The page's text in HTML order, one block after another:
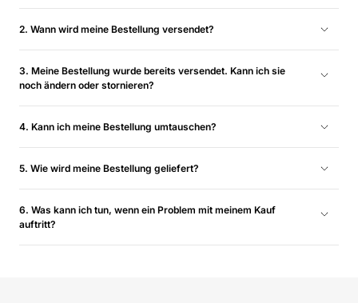
2. Wann wird meine Bestellung versendet?
versendet und innerhalb von 1–5 Werktagen geliefert.
Weitere Informationen finden Sie in unseren Versand- und
3. Meine Bestellung wurde bereits versendet. Kann ich sie
noch ändern oder stornieren?
sobald sie versendet wurde.
4. Kann ich meine Bestellung umtauschen?
empfehlen wir Ihnen, den ursprünglichen Artikel
aufgeben. Weitere Informationen finden Sie in unseren
Rückgabe- und Rückerstattungsrichtlinien.
5. Wie wird meine Bestellung geliefert?
erhalten eine E-Mail mit einer Tracking-Nummer, sobald Ihre
Bestellung versendet wird, damit Sie Ihr Paket ganz einfach
6. Was kann ich tun, wenn ein Problem mit meinem Kauf
auftritt?